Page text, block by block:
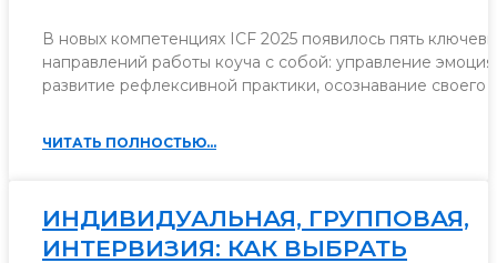
В новых компетенциях ICF 2025 появилось пять
направлений работы коуча с собой: управление
развитие рефлексивной практики, осознавание своего
ЧИТАТЬ ПОЛНОСТЬЮ...
ИНДИВИДУАЛЬНАЯ, ГРУППОВАЯ,
ИНТЕРВИЗИЯ: КАК ВЫБРАТЬ